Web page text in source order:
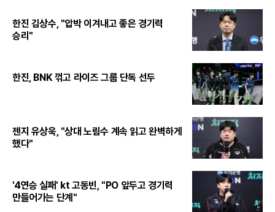
한진 김상수, "압박 이겨내고 좋은 경기력
승리"
한진, BNK 꺾고 라이즈 그룹 단독 선두
젠지 유상욱, "상대 노림수 계속 읽고 완벽하게
했다"
'4연승 실패' kt 고동빈, "PO 앞두고 경기력
만들어가는 단계"